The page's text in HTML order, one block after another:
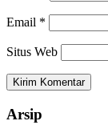
Email *
Situs Web
Arsip